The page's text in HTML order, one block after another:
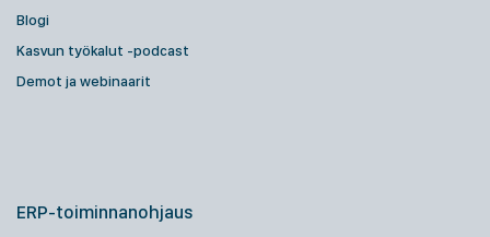
Blogi
Kasvun työkalut -podcast
Demot ja webinaarit
ERP-toiminnanohjaus